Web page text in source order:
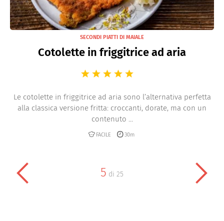
SECONDI PIATTI DI MAIALE
Cotolette in friggitrice ad aria
Le cotolette in friggitrice ad aria sono l’alternativa perfetta
alla classica versione fritta: croccanti, dorate, ma con un
contenuto ...
FACILE 30m
5 di 25